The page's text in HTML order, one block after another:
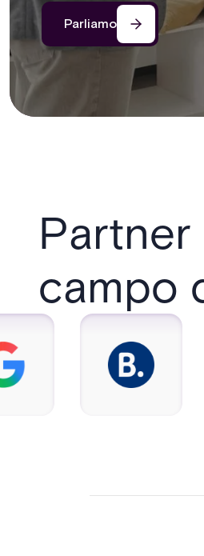
Parliamo
campo